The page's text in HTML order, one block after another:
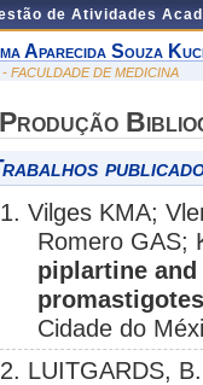
de Atividades
Aparecida Souza
FACULDADE DE MEDICINA
Produção
1. Vilges KMA;
Romero GAS;
piplartine
Cidade do
2. LUITGARDS,